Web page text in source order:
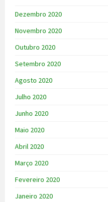
Dezembro 2020
Novembro 2020
Outubro 2020
Setembro 2020
Agosto 2020
Julho 2020
Junho 2020
Maio 2020
Abril 2020
Março 2020
Fevereiro 2020
Janeiro 2020